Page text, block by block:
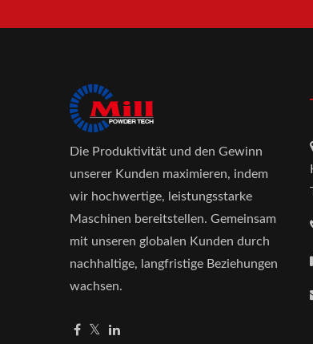
Die Produktivität und den Gewinn
unserer Kunden maximieren, indem
wir hochwertige, leistungsstarke
Maschinen bereitstellen. Gemeinsam
mit unseren globalen Kunden durch
nachhaltige, langfristige Beziehungen
wachsen.